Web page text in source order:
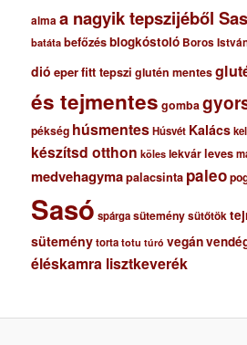
almaa nagyik tepszijéből
batáta befőzésblogkóstoló Boros
dió eperfitt tepszi glutén mentes
és tejmentes gomba
pékség húsmentesHúsvét Kalács
készítsd otthon köles lekvárleves
medvehagymapalacsinta paleo
Sasó spárgasüteménysütőtök
süteménytorta totu túró vegán
éléskamra lisztkeverék